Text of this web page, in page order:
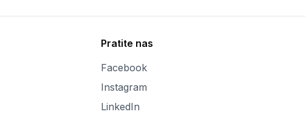
Pratite nas
Facebook
Instagram
LinkedIn